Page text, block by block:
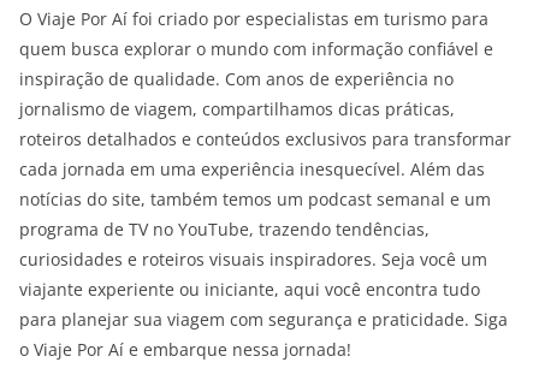
O Viaje Por Aí foi criado por especialistas em turismo para
quem busca explorar o mundo com informação confiável e
inspiração de qualidade. Com anos de experiência no
jornalismo de viagem, compartilhamos dicas práticas,
roteiros detalhados e conteúdos exclusivos para transformar
cada jornada em uma experiência inesquecível. Além das
notícias do site, também temos um podcast semanal e um
programa de TV no YouTube, trazendo tendências,
curiosidades e roteiros visuais inspiradores. Seja você um
viajante experiente ou iniciante, aqui você encontra tudo
para planejar sua viagem com segurança e praticidade. Siga
o Viaje Por Aí e embarque nessa jornada!